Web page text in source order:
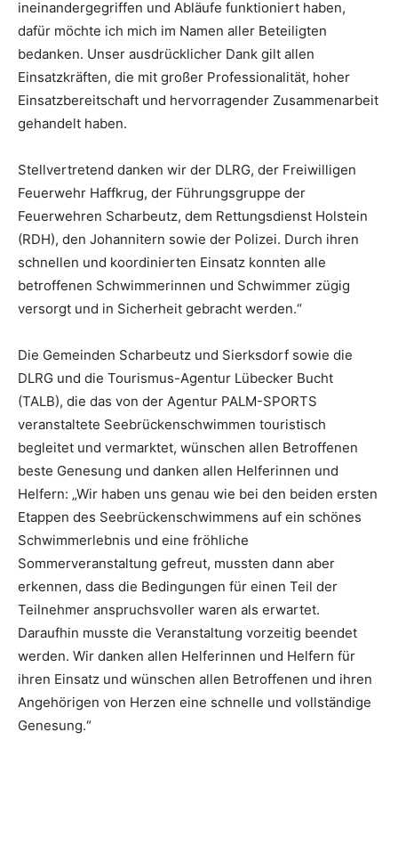
ineinandergegriffen und Abläufe funktioniert haben,
dafür möchte ich mich im Namen aller Beteiligten
bedanken. Unser ausdrücklicher Dank gilt allen
Einsatzkräften, die mit großer Professionalität, hoher
Einsatzbereitschaft und hervorragender Zusammenarbeit
gehandelt haben.
Stellvertretend danken wir der DLRG, der Freiwilligen
Feuerwehr Haffkrug, der Führungsgruppe der
Feuerwehren Scharbeutz, dem Rettungsdienst Holstein
(RDH), den Johannitern sowie der Polizei. Durch ihren
schnellen und koordinierten Einsatz konnten alle
betroffenen Schwimmerinnen und Schwimmer zügig
versorgt und in Sicherheit gebracht werden.“
Die Gemeinden Scharbeutz und Sierksdorf sowie die
DLRG und die Tourismus-Agentur Lübecker Bucht
(TALB), die das von der Agentur PALM-SPORTS
veranstaltete Seebrückenschwimmen touristisch
begleitet und vermarktet, wünschen allen Betroffenen
beste Genesung und danken allen Helferinnen und
Helfern: „Wir haben uns genau wie bei den beiden ersten
Etappen des Seebrückenschwimmens auf ein schönes
Schwimmerlebnis und eine fröhliche
Sommerveranstaltung gefreut, mussten dann aber
erkennen, dass die Bedingungen für einen Teil der
Teilnehmer anspruchsvoller waren als erwartet.
Daraufhin musste die Veranstaltung vorzeitig beendet
werden. Wir danken allen Helferinnen und Helfern für
ihren Einsatz und wünschen allen Betroffenen und ihren
Angehörigen von Herzen eine schnelle und vollständige
Genesung.“